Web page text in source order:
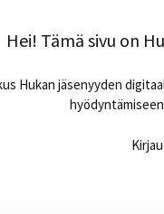
Hei! Tämä sivu on
Hukan jäsenyyden